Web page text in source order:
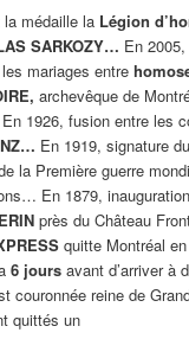
la médaille la Légion
SARKOZY… En
mariages entre
archevêque de
1926, fusion entre les
En 1919, signature
la Première guerre
En 1879,
près du Château
quitte Montréal
6 jours avant d’arriver à
couronnée reine de
quittés un